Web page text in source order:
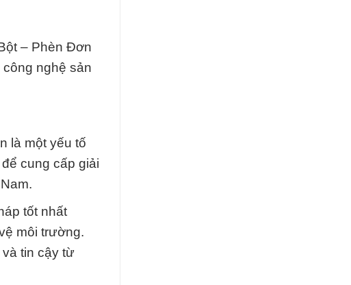
– Phèn Đơn
nghệ sản
là một yếu tố
cung cấp giải
tốt nhất
môi trường.
tin cậy từ